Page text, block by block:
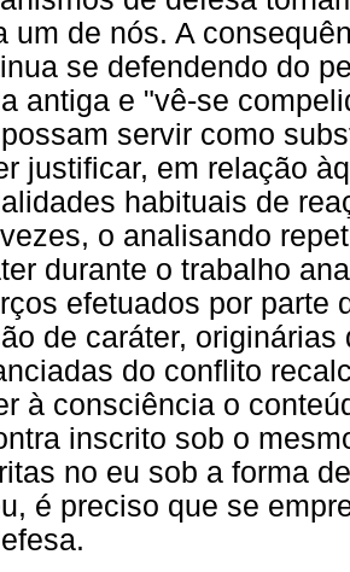
um de nós. A
se defendendo do
antiga e "vê-se
servir como
justificar, em relação
habituais de
o analisando
durante o trabalho
efetuados por parte
de caráter,
do conflito
à consciência o
inscrito sob o
no eu sob a forma
é preciso que se